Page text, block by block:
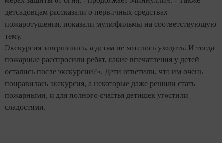
детсадовцам рассказали о первичных средствах
пожаротушения, показали мультфильмы на соответствующую
тему.
Экскурсия завершилась, а детям не хотелось уходить. И тогда
пожарные расспросили ребят, какие впечатления у детей
остались после экскурсии?». Дети ответили, что им очень
понравилась экскурсия, а некоторые даже решили стать
пожарными, и для полного счастья детишек угостили
сладостями.